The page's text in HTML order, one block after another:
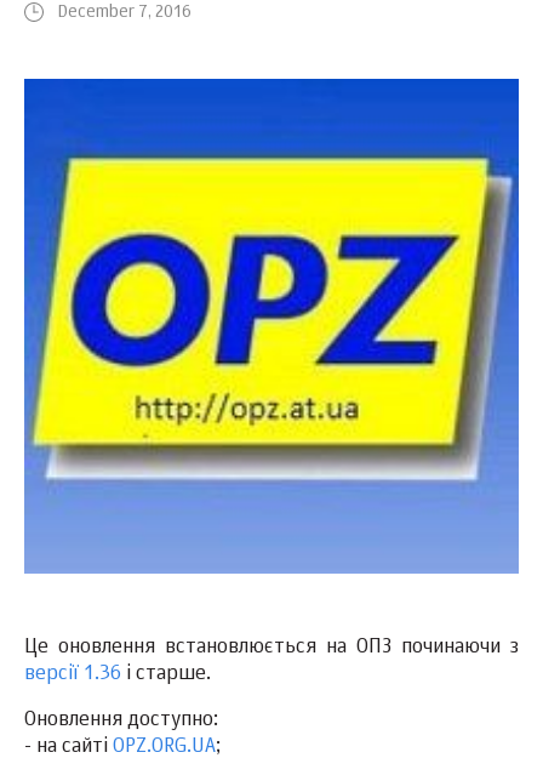
December 7, 2016
Це оновлення встановлюється на ОПЗ починаючи з
версії 1.36 і старше.
Оновлення доступно:
- на сайті OPZ.ORG.UA;